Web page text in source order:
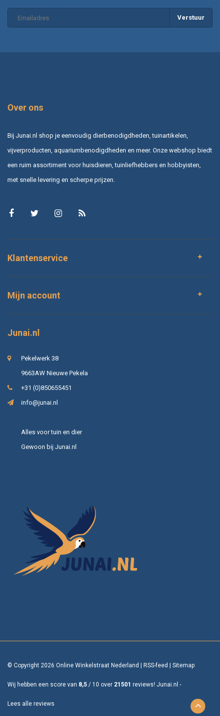
Verstuur
Over ons
Bij Junai.nl shop je eenvoudig dierbenodigdheden, tuinartikelen,
vijverproducten, aquariumbenodigdheden en meer. Onze webshop biedt
een ruim assortiment voor huisdieren, tuinliefhebbers en hobbyisten,
met snelle levering en scherpe prijzen.
Klantenservice
Mijn account
Junai.nl
Pekelwerk 38
9663AW Nieuwe Pekela
+31 (0)850655451
info@junai.nl
Alles voor tuin en dier
Gewoon bij Junai.nl
© Copyright 2026 Online Winkelstraat Nederland RSS-feed Sitemap
Wij hebben een score van 8,5 / 10 over 21501 reviews! Junai.nl -
Lees alle reviews